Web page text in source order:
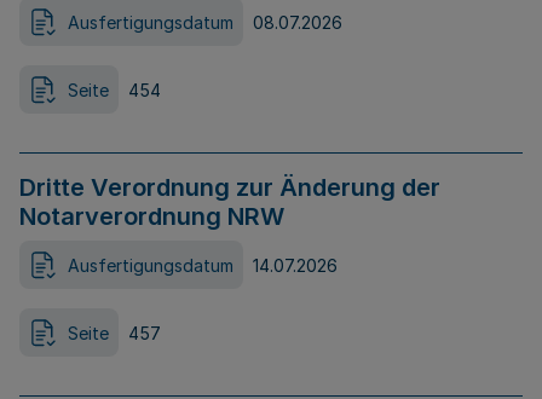
Ausfertigungsdatum 08.07.2026
Seite 454
Dritte Verordnung zur Änderung der
Notarverordnung NRW
Ausfertigungsdatum 14.07.2026
Seite 457